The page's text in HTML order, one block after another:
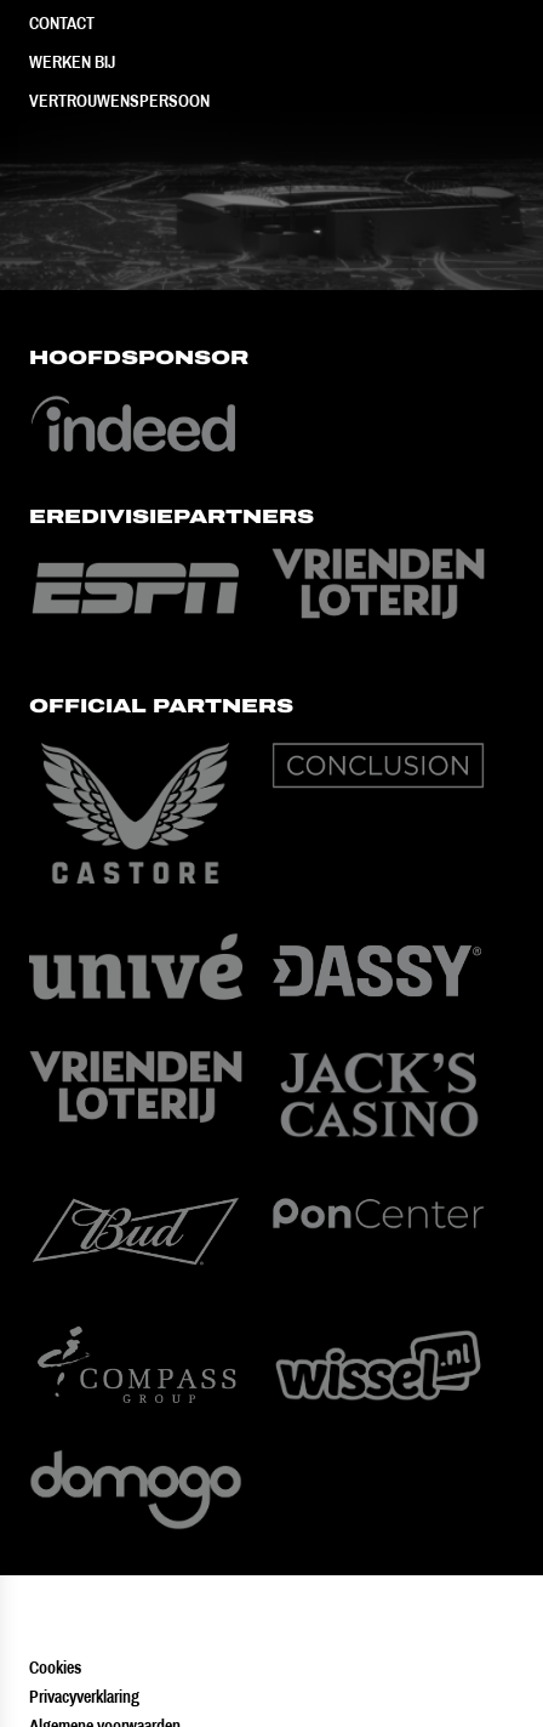
CONTACT
WERKEN BIJ
VERTROUWENSPERSOON
FC Utrecht<br>vanuit<br>het
HOOFDSPONSOR
EREDIVISIEPARTNERS
OFFICIAL PARTNERS
Cookies
Privacyverklaring